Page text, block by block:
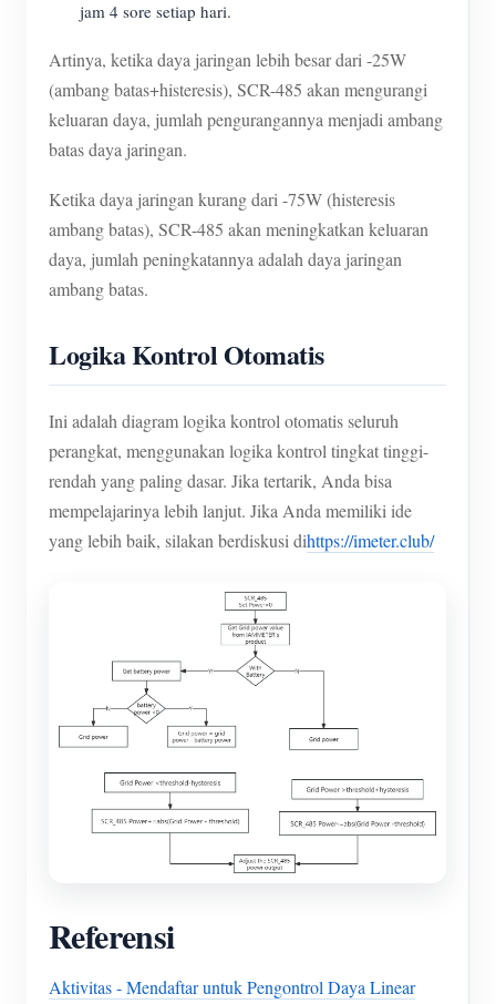
jam 4 sore setiap hari.
Artinya, ketika daya jaringan lebih besar dari -25W
(ambang batas+histeresis), SCR-485 akan mengurangi
keluaran daya, jumlah pengurangannya menjadi ambang
batas daya jaringan.
Ketika daya jaringan kurang dari -75W (histeresis
ambang batas), SCR-485 akan meningkatkan keluaran
daya, jumlah peningkatannya adalah daya jaringan
ambang batas.
Logika Kontrol Otomatis
Ini adalah diagram logika kontrol otomatis seluruh
perangkat, menggunakan logika kontrol tingkat tinggi-
rendah yang paling dasar. Jika tertarik, Anda bisa
mempelajarinya lebih lanjut. Jika Anda memiliki ide
yang lebih baik, silakan berdiskusi dihttps://imeter.club/
Referensi
Aktivitas - Mendaftar untuk Pengontrol Daya Linear